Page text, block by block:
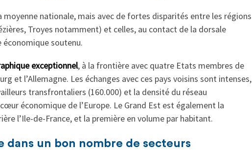
moyenne nationale, mais avec de fortes disparités entre les régions
Troyes notamment) et celles, au contact de la dorsale
économique soutenu.
exceptionnel, à la frontière avec quatre Etats membres de
et l’Allemagne. Les échanges avec ces pays voisins sont intenses,
transfrontaliers (160.000) et la densité du réseau
économique de l’Europe. Le Grand Est est également la
l’Ile-de-France, et la première en volume par habitant.
dans un bon nombre de secteurs